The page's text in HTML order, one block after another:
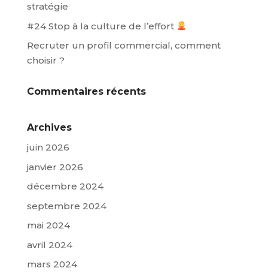
stratégie
#24 Stop à la culture de l’effort
Recruter un profil commercial, comment
choisir ?
Commentaires récents
Archives
juin 2026
janvier 2026
décembre 2024
septembre 2024
mai 2024
avril 2024
mars 2024